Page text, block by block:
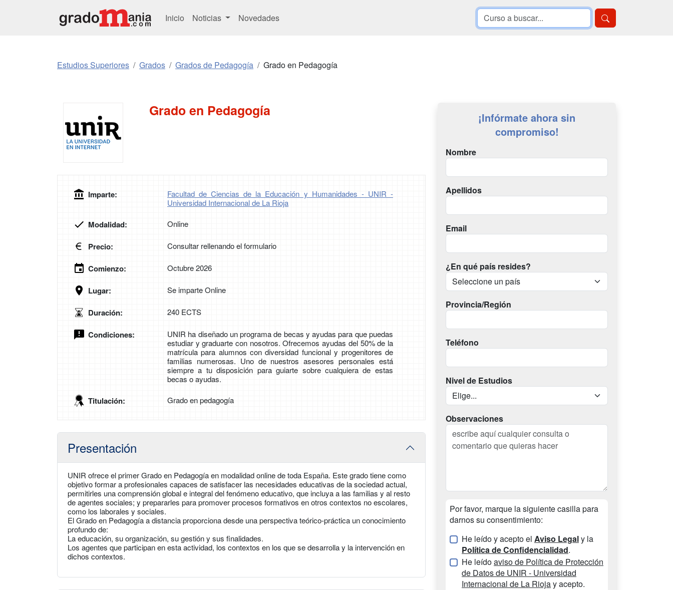
Inicio Noticias Novedades
Estudios Superiores Grados Grados de Pedagogía Grado en Pedagogía
Grado en Pedagogía
Imparte:
Facultad de Ciencias de la Educación y Humanidades - UNIR -
Universidad Internacional de La Rioja
Modalidad: Online
Precio: Consultar rellenando el formulario
Comienzo: Octubre 2026
Lugar: Se imparte Online
Duración: 240 ECTS
Condiciones:
UNIR ha diseñado un programa de becas y ayudas para que puedas
estudiar y graduarte con nosotros. Ofrecemos ayudas del 50% de la
matrícula para alumnos con diversidad funcional y progenitores de
familias numerosas. Uno de nuestros asesores personales está
siempre a tu disposición para guiarte sobre cualquiera de estas
becas o ayudas.
Titulación: Grado en pedagogía
Presentación
UNIR ofrece el primer Grado en Pedagogía en modalidad online de toda España. Este grado tiene como
objetivo formar a profesionales capaces de satisfacer las necesidades educativas de la sociedad actual,
permitirles una comprensión global e integral del fenómeno educativo, que incluya a las familias y al resto
de agentes sociales; y prepararles para promover procesos formativos en otros contextos no escolares,
como los laborales y sociales.
El Grado en Pedagogía a distancia proporciona desde una perspectiva teórico-práctica un conocimiento
profundo de:
La educación, su organización, su gestión y sus finalidades.
Los agentes que participan en esta actividad, los contextos en los que se desarrolla y la intervención en
dichos contextos.
¡Infórmate ahora sin
compromiso!
Nombre
Apellidos
Email
¿En qué país resides?
Provincia/Región
Teléfono
Nivel de Estudios
Observaciones
Por favor, marque la siguiente casilla para
darnos su consentimiento:
He leído y acepto el Aviso Legaly la
Política de Confidencialidad.
He leídoaviso de Política de Protección
de Datos de UNIR - Universidad
Internacional de La Riojay acepto.